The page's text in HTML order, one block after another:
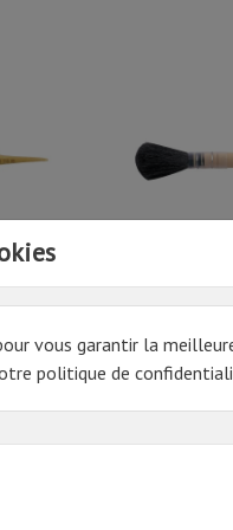
vous garantir la
politique de 9.39€ HT
Prix